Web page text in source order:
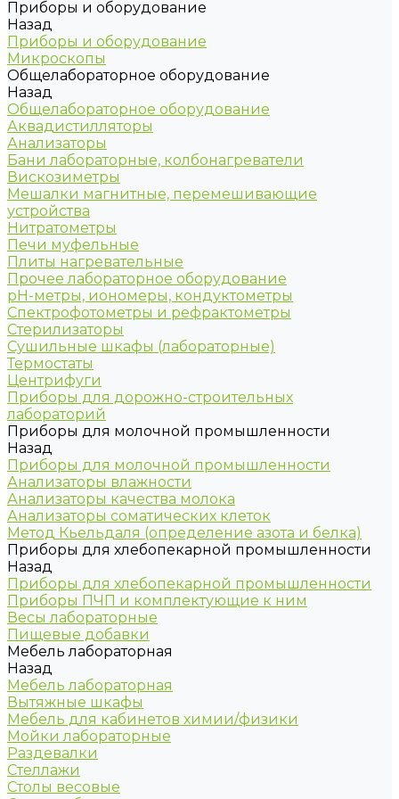
Приборы и оборудование
Назад
Приборы и оборудование
Микроскопы
Общелабораторное оборудование
Назад
Общелабораторное оборудование
Аквадистилляторы
Анализаторы
Бани лабораторные, колбонагреватели
Вискозиметры
Мешалки магнитные, перемешивающие
устройства
Нитратометры
Печи муфельные
Плиты нагревательные
Прочее лабораторное оборудование
рН-метры, иономеры, кондуктометры
Спектрофотометры и рефрактометры
Стерилизаторы
Сушильные шкафы (лабораторные)
Термостаты
Центрифуги
Приборы для дорожно-строительных
лабораторий
Приборы для молочной промышленности
Назад
Приборы для молочной промышленности
Анализаторы влажности
Анализаторы качества молока
Анализаторы соматических клеток
Метод Кьельдаля (определение азота и белка)
Приборы для хлебопекарной промышленности
Назад
Приборы для хлебопекарной промышленности
Приборы ПЧП и комплектующие к ним
Весы лабораторные
Пищевые добавки
Мебель лабораторная
Назад
Мебель лабораторная
Вытяжные шкафы
Мебель для кабинетов химии/физики
Мойки лабораторные
Раздевалки
Стеллажи
Столы весовые